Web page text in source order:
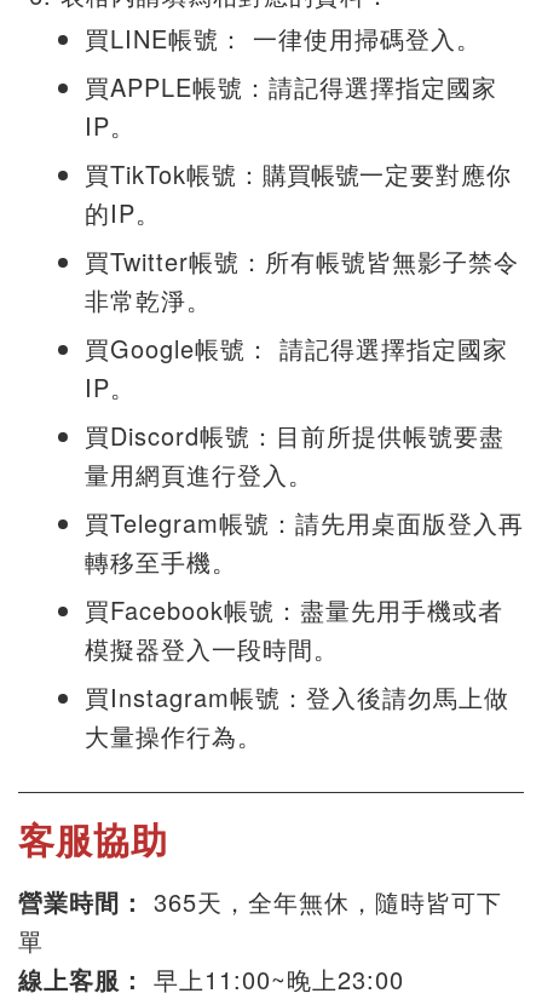
買LINE帳號： 一律使用掃碼登入。
買APPLE帳號：請記得選擇指定國家
IP。
買TikTok帳號： 購買帳號一定要對應你
的IP。
買Twitter帳號：所有帳號皆無影子禁令
非常乾淨。
買Google帳號： 請記得選擇指定國家
IP。
買Discord帳號：目前所提供帳號要盡
量用網頁進行登入。
買Telegram帳號：請先用桌面版登入再
轉移至手機。
買Facebook帳號：盡量先用手機或者
模擬器登入一段時間。
買Instagram帳號：登入後請勿馬上做
大量操作行為。
客服協助
營業時間： 365天，全年無休，隨時皆可下
單
線上客服： 早上11:00~晚上23:00